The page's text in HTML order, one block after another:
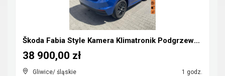
Škoda Fabia Style Kamera Klimatronik Podgrzewanie
Gliwice/ śląskie 1 godz.
38 900,00 zł